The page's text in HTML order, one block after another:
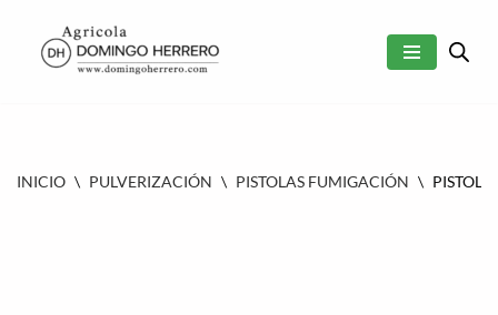
SALTAR
INICIO \ PULVERIZACIÓN \ PISTOLAS FUMIGACIÓN \